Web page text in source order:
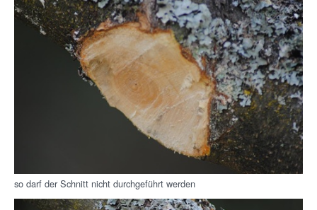
so darf der Schnitt nicht durchgeführt werden